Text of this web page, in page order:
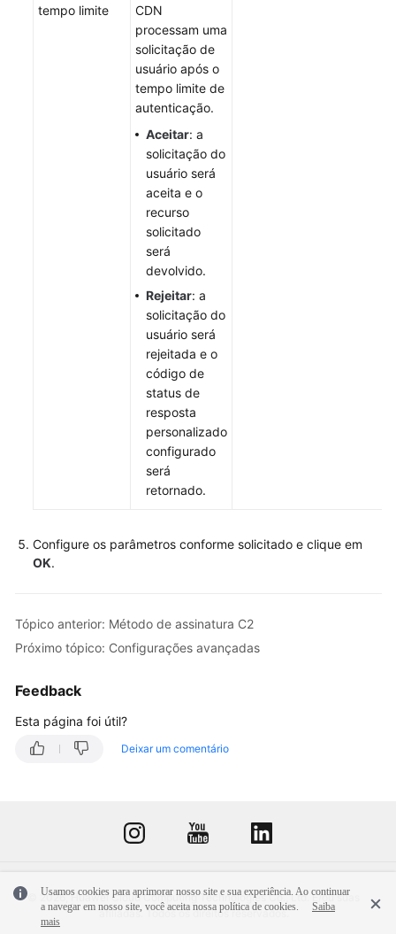
tempo limite
CDN
processam uma
solicitação de
usuário após o
tempo limite de
autenticação.
Aceitar: a
solicitação do
usuário será
aceita e o
recurso
solicitado
será
devolvido.
Rejeitar: a
solicitação do
usuário será
rejeitada e o
código de
status de
resposta
personalizado
configurado
será
retornado.
Configure os parâmetros conforme solicitado e clique em
OK.
Tópico anterior: Método de assinatura C2
Próximo tópico: Configurações avançadas
Feedback
Esta página foi útil?
Deixar um comentário
Usamos cookies para aprimorar nosso site e sua experiência. Ao continuar
a navegar em nosso site, você aceita nossa política de cookies.
Saiba
mais
© 2026, Huawei Cloud Computing Technologies Co., Ltd. E/ou suas
afiliadas. Todos os direitos reservados.